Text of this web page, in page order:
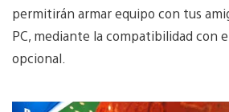
permitirán armar equipo con tus
PC, mediante la compatibilidad con
opcional.